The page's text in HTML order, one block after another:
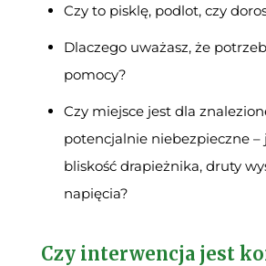
Czy to pisklę, podlot, czy
Dlaczego uważasz, że
pomocy?
Czy miejsce jest dla
potencjalnie niebezpieczne –
bliskość drapieżnika, druty
napięcia?
Czy interwencja jest